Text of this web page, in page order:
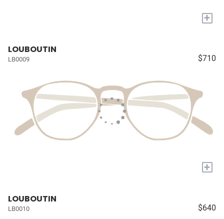
+
LOUBOUTIN
LB0009 $710
+
LOUBOUTIN
LB0010 $640